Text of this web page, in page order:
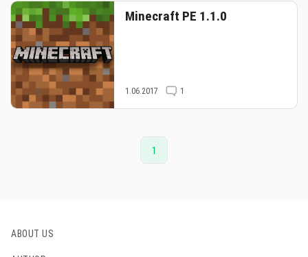
Minecraft PE 1.1.0
1.06.2017 1
1
ABOUT US